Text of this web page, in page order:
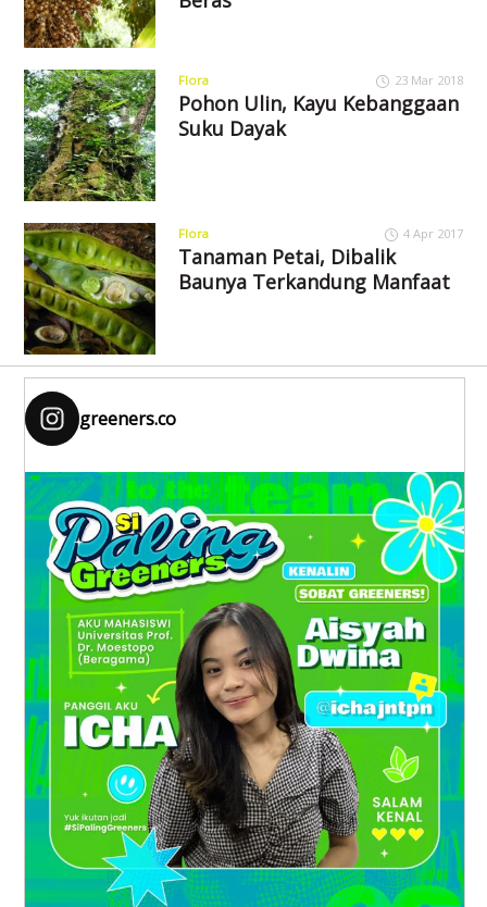
Flora 23 Mar 2018
Pohon Ulin, Kayu Kebanggaan
Suku Dayak
Flora 4 Apr 2017
Tanaman Petai, Dibalik
Baunya Terkandung Manfaat
greeners.co